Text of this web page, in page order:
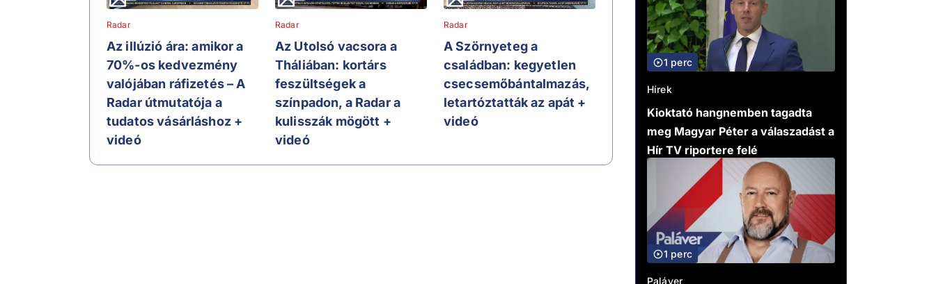
Radar
Az illúzió ára: amikor a
70%-os kedvezmény
valójában ráfizetés – A
Radar útmutatója a
tudatos vásárláshoz +
videó
Radar
Az Utolsó vacsora a
Tháliában: kortárs
feszültségek a
színpadon, a Radar a
kulisszák mögött +
videó
Radar
A Szörnyeteg a
családban: kegyetlen
csecsemőbántalmazás,
letartóztatták az apát +
videó
1 perc
Hírek
Kioktató hangnemben tagadta
meg Magyar Péter a válaszadást a
Hír TV riportere felé
1 perc
Paláver